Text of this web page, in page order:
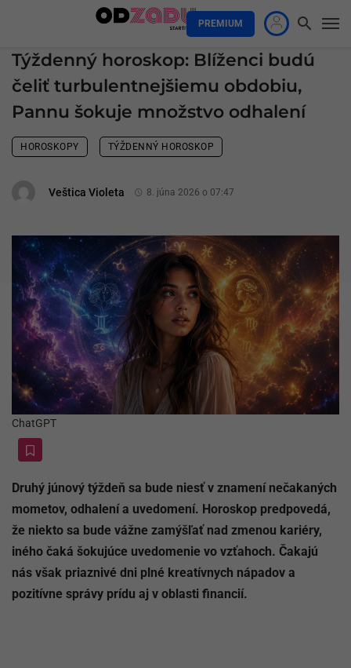
PREMIUM
Týždenný horoskop: Blíženci budú
čeliť turbulentnejšiemu obdobiu,
Pannu šokuje množstvo odhalení
HOROSKOPY TÝŽDENNÝ HOROSKOP
Veštica Violeta 8. júna 2026 o 07:47
ChatGPT
Druhý júnový týždeň sa bude niesť v znamení nečakaných
mometov, odhalení a uvedomení. Horoskop predpovedá,
že niekto sa bude vážne zamýšľať nad zmenou kariéry,
iného čaká šokujúce uvedomenie vo vzťahoch. Čakajú
nás však priaznivé dni plné kreatívnych nápadov a
pozitívne správy prídu aj v oblasti financií.